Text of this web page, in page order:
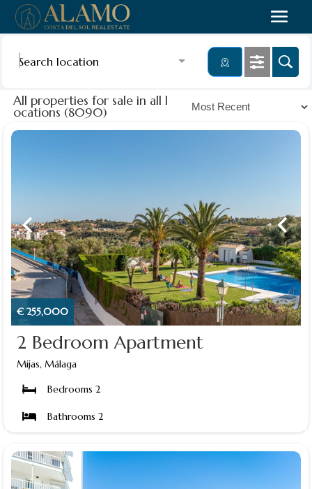
Search location
All properties for sale in all l
ocations (8090)
€ 255,000
2 Bedroom Apartment
Mijas, Málaga
Bedrooms 2
Bathrooms 2